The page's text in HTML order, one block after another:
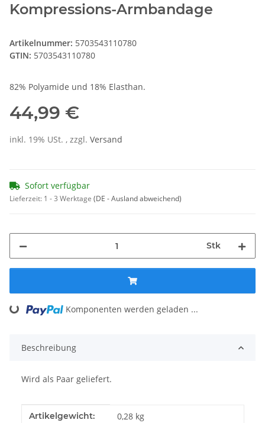
Kompressions-Armbandage
Artikelnummer: 5703543110780
GTIN: 5703543110780
82% Polyamide und 18% Elasthan.
44,99 €
inkl. 19% USt. , zzgl. Versand
Sofort verfügbar
Lieferzeit: 1 - 3 Werktage (DE - Ausland abweichend)
Stk
Loading... Komponenten werden geladen ...
Beschreibung
Wird als Paar geliefert.
Produkteigenschaft
Wert
Artikelgewicht: 0,28 kg